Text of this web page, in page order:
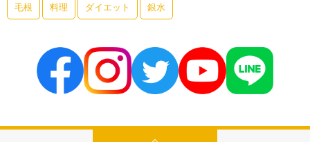
毛根 料理 ダイエット 銀水